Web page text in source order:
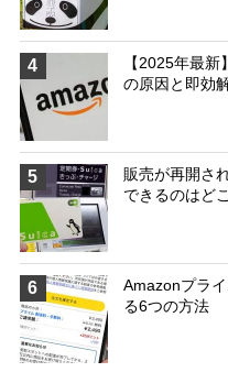
4
【2025年最
の原因と即効
5
販売が再開さ
できるのはど
6
Amazonプラ
る6つの方法